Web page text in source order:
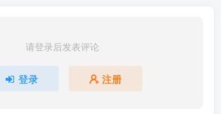
请登录后发表评论
登录 注册